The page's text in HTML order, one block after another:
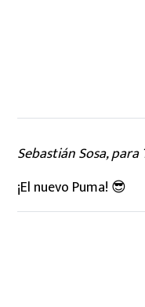
Sebastián Sosa, para
¡El nuevo Puma! 😎